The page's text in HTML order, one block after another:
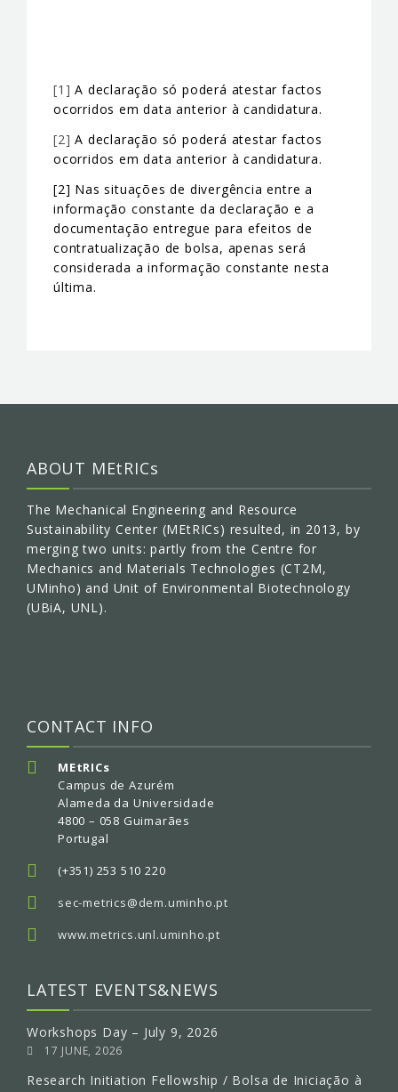
[1] A declaração só poderá atestar factos
ocorridos em data anterior à candidatura.
[2] A declaração só poderá atestar factos
ocorridos em data anterior à candidatura.
[2] Nas situações de divergência entre a
informação constante da declaração e a
documentação entregue para efeitos de
contratualização de bolsa, apenas será
considerada a informação constante nesta
última.
ABOUT MEtRICs
The Mechanical Engineering and Resource
Sustainability Center (MEtRICs) resulted, in 2013, by
merging two units: partly from the Centre for
Mechanics and Materials Technologies (CT2M,
UMinho) and Unit of Environmental Biotechnology
(UBiA, UNL).
CONTACT INFO
MEtRICs
Campus de Azurém
Alameda da Universidade
4800 – 058 Guimarães
Portugal
(+351) 253 510 220
sec-metrics@dem.uminho.pt
www.metrics.unl.uminho.pt
LATEST EVENTS&NEWS
Workshops Day – July 9, 2026
17 JUNE, 2026
Research Initiation Fellowship / Bolsa de Iniciação à